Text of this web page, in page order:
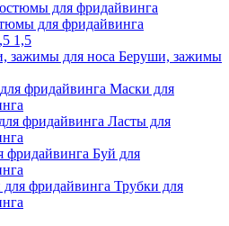
для фридайвинга
1,5
Беруши, зажимы
Маски для
Ласты для
Буй для
Трубки для